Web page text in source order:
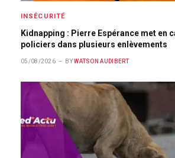
INSÉCURITÉ
Kidnapping : Pierre Espérance met en
policiers dans plusieurs enlèvements
05/08/2026 BY WATSON AUDIBERT